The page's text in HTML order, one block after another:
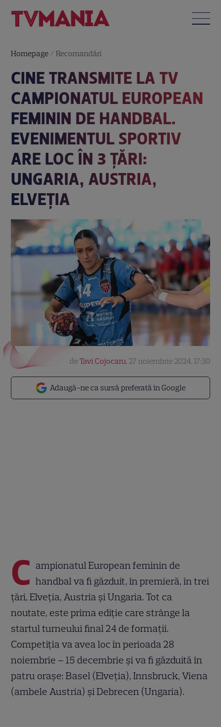
Homepage /Recomandări
CINE TRANSMITE LA TV
CAMPIONATUL EUROPEAN
FEMININ DE HANDBAL.
EVENIMENTUL SPORTIV
ARE LOC ÎN 3 ȚĂRI:
UNGARIA, AUSTRIA,
ELVEȚIA
Adaugă-ne ca sursă preferată în Google
deTavi Cojocaru, 27 noiembrie 2024, 17:30
C ampionatul European feminin de
handbal va fi găzduit, în premieră, în trei
țări, Elveția, Austria și Ungaria. Tot ca
noutate, este prima ediție care strânge la
startul turneului final 24 de formații.
Competiția va avea loc în perioada 28
noiembrie – 15 decembrie și va fi găzduită în
patru orașe: Basel (Elveția), Innsbruck, Viena
(ambele Austria) și Debrecen (Ungaria).